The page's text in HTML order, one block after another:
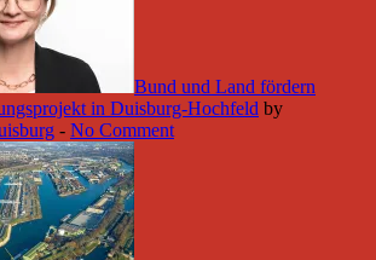
Bund und Land fördern
in Duisburg-Hochfeld by
- No Comment